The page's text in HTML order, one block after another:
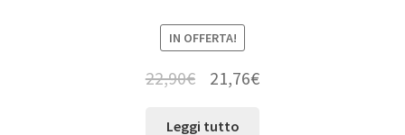
IN OFFERTA!
22,90€ 21,76€
Leggi tutto